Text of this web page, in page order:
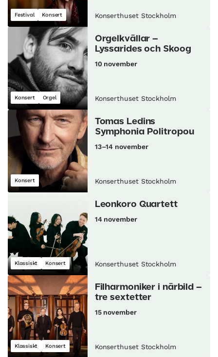
Festival Konsert Konserthuset Stockholm
Konsert Orgel
Orgelkvällar –
Lyssarides och Skoog
10 november
Konserthuset Stockholm
Konsert
Tomas Ledins
Symphonia Politropou
13–14 november
Konserthuset Stockholm
Klassiskt Konsert
Leonkoro Quartett
14 november
Konserthuset Stockholm
Klassiskt Konsert
Filharmoniker i närbild –
tre sextetter
15 november
Konserthuset Stockholm